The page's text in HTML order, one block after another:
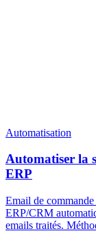
Automatisation
Automatiser la
ERP
Email de
ERP/CRM
emails traités.